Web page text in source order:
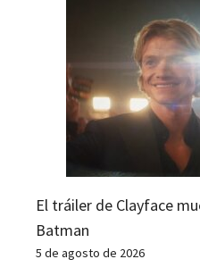
El tráiler de Clayface
Batman
5 de agosto de 2026